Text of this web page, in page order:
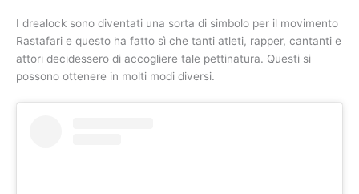
I drealock sono diventati una sorta di simbolo per il movimento
Rastafari e questo ha fatto sì che tanti atleti, rapper, cantanti e
attori decidessero di accogliere tale pettinatura. Questi si
possono ottenere in molti modi diversi.